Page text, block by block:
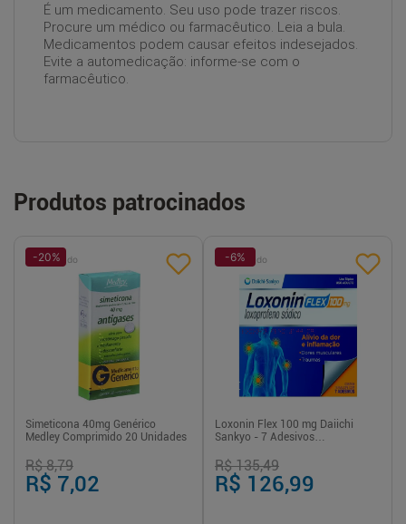
É um medicamento. Seu uso pode trazer riscos.
Procure um médico ou farmacêutico. Leia a bula.
Medicamentos podem causar efeitos indesejados.
Evite a automedicação: informe-se com o
farmacêutico.
Produtos patrocinados
Patrocinado
-20%
Simeticona 40mg Genérico
Medley Comprimido 20 Unidades
R$ 8,79
R$ 7,02
Patrocinado
-6%
Loxonin Flex 100 mg Daiichi
Sankyo - 7 Adesivos
R$ 135,49
R$ 126,99